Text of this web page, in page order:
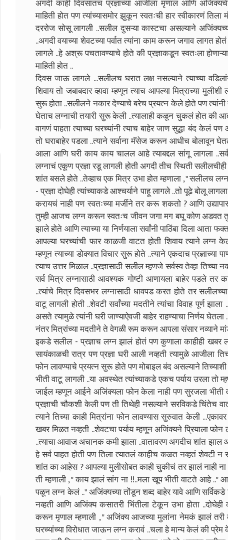
अगदी काही दिवसातच प्रज्ञाच्या आजीला मृणाल आणि
माहिती होत पण त्यांच्यासमोर झुकून स्वतःची हार स्वीकारणं
दररोज सोसू लागली ..सलील दुसऱ्या कास्टचा असल्याने
..अगदी वयाच्या शेवटच्या पर्वात त्यांना काम करून जगाव
लागले ..हे अश्रू पचतावण्याचे होते की प्रज्ञाकडून स्वतःला
माहिती होत ..
दिवस जाऊ लागले ...सलीलच घरात लक्ष नसल्याने त्याच्या
शिवाय तो जबाबदार व्हावा म्हणून त्याच आपल्या मित्राच्या
सुरू होता ..सलीलने नकार देण्याचे बरेच प्रयत्न केले होते पण
घेताच लग्नाची तयारी सुरू केली ..त्यालाही कळून चुकलं होत की
वागणं पाहता त्याच्या घरच्यांनी त्याच बाहेर जाण सुद्धा बंद केलं
तो घराबाहेर पडला ..त्याने सर्वाना मॅसेज करून आधीच बोलावून
आला आणि घरी काय काय चालल आहे त्याबद्दल सांगू लागला
लग्नाचं एकूण प्रज्ञा रडू लागली होती अगदी तीच स्थिती
शांत बसले होते ..तेव्हाच एक मित्र उभा होत म्हणाला , " सलीलच
- प्रज्ञा दोघेही त्यांच्याकडे आश्चर्याने पाहू लागले ..तो पूढे बोलू
करायचं नाही पण स्वतःच्या मर्जीने तर करू शकतो ? आणि
तुम्ही आजच लग्न करून स्वतःच जीवन जगा मग बघू कोण अडवत
झाले होते आणि त्याच्या या निर्णयाला सर्वांनी पाठिंबा दिला आता
आपल्या घरच्यांची फार काळजी वाटत होती शिवाय त्याने
म्हणून त्याच्या डोक्यात विचार सुरू होते ..त्याने एकदाच
त्याच उत्तर मिळाल ..प्रज्ञासाठी सलील म्हणजे सर्वस्व तेव्हा
सर्व मित्र लग्नासाठी आवश्यक गोष्टी आणायला बाहेर पडले तर
..त्यांचे मित्र दिवसभर लग्नासाठी धावपड करत होते तर
वाटू लागली होती ..शेवटी सर्वांच्या मदतीने त्यांचा विवाह पूर्ण
असते त्यामुळे त्यांनी घरी जाण्याऐवजी बाहेर राहण्याचा निर्णय
नंतर मित्रांच्या मदतीने ते वेगळी रूम करून आपला संसार नव्याने
इकडे सलील - प्रज्ञाच लग्न झालं होतं पण कुणाला काहीही खबर
सायंकाळची रात्र पण प्रज्ञा घरी आली नव्हती त्यामुळे आजीला
फोन लावण्याचे प्रयत्न सुरू होते पण मोबाइल बंद असल्याने
भीती वाटू लागली ..या अवस्थेत त्यांच्याकडे एकच पर्याय उरला
जाईल म्हणून आईने अजिंक्यला फोन केला नाही पण सुरजला
प्रज्ञाची चौकशी केली पण ती तिथेही नसल्याने सरविकडे चिंतेच
त्याने तिच्या काही मित्रांना फोन लावण्यास सुरुवात केली
खबर मिळत नव्हती ..शेवटचा पर्याय म्हणून अजिंक्यने प्रियाला फोन
..त्याचा आवाज अचानक कमी झाला ..वातावरण अगदीच शांत झाल
हे सर्व पाहत होती पण तिला त्यातलं काहीच कळत नव्हतं शेवटी न
शांत का आहेस ? आपल्या मुलीसोबत काही चुकीचं तर झालं नाही
ती म्हणाली , " काय झालं सांग ना !!..मला खूप भीती वाटते आहे .."
पळून लग्न केलं .." अजिंक्यच्या तोंडून शब्द बाहेर यावे आणि सर्विकडे
नव्हती आणि अजिंक्य कसातरी भिंतीला टेकून उभा होता ..दोघेही
करून मृणाल म्हणाली , " अजिंक्य आजच्या मुलांना नेमकं झालं
घरच्यांच्या विरोधात जाऊन लग्न करावं ..चला हे मान्य केलं की